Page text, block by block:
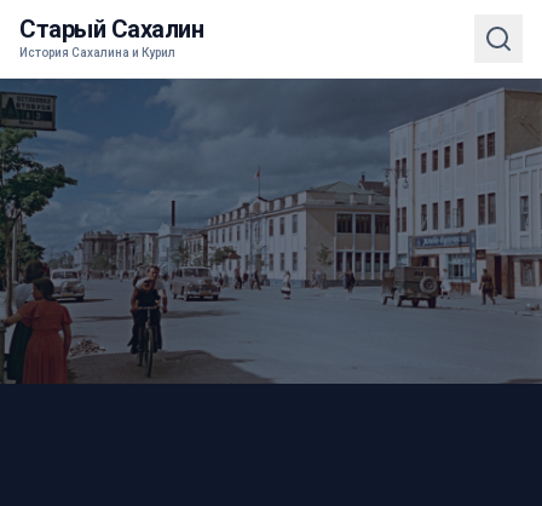
Старый Сахалин
История Сахалина и Курил